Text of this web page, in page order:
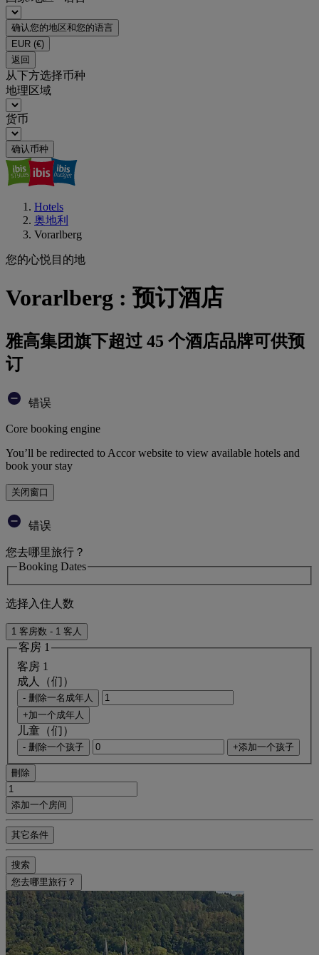
确认您的地区和您的语言
EUR (€)
返回
从下方选择币种
地理区域
货币
确认币种
Hotels
奥地利
Vorarlberg
您的心悦目的地
Vorarlberg : 预订酒店
雅高集团旗下超过 45 个酒店品牌可供预
订
错误
Core booking engine
You’ll be redirected to Accor website to view available hotels and
book your stay
关闭窗口
错误
您去哪里旅行？
Booking Dates
选择入住人数
1 客房数 - 1 客人
客房 1
客房 1
成人（们）
- 删除一名成年人
+加一个成年人
儿童（们）
- 删除一个孩子 +添加一个孩子
刪除
添加一个房间
其它条件
搜索
您去哪里旅行？